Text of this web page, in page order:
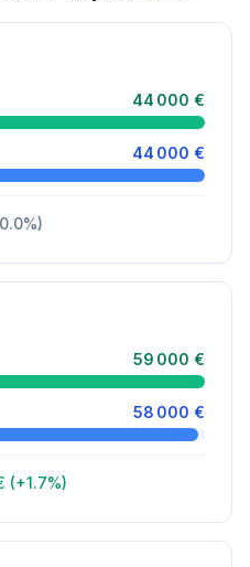
44 000 €
44 000 €
59 000 €
58 000 €
(+1.7%)